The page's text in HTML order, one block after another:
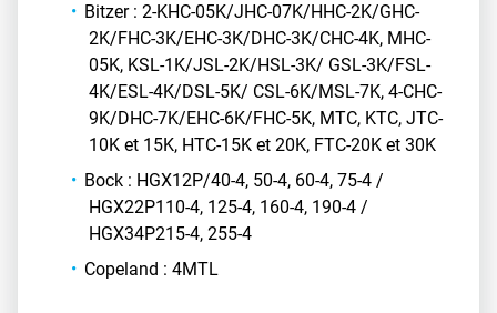
Bitzer : 2-KHC-05K/JHC-07K/HHC-2K/GHC-
2K/FHC-3K/EHC-3K/DHC-3K/CHC-4K, MHC-
05K, KSL-1K/JSL-2K/HSL-3K/ GSL-3K/FSL-
4K/ESL-4K/DSL-5K/ CSL-6K/MSL-7K, 4-CHC-
9K/DHC-7K/EHC-6K/FHC-5K, MTC, KTC, JTC-
10K et 15K, HTC-15K et 20K, FTC-20K et 30K
Bock : HGX12P/40-4, 50-4, 60-4, 75-4 /
HGX22P110-4, 125-4, 160-4, 190-4 /
HGX34P215-4, 255-4
Copeland : 4MTL